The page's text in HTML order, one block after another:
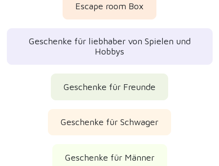
Escape room Box
Geschenke für liebhaber von Spielen und
Hobbys
Geschenke für Freunde
Geschenke für Schwager
Geschenke für Männer